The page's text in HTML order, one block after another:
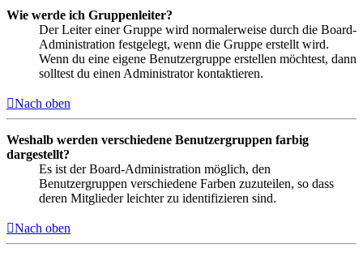
Wie werde ich Gruppenleiter?
Der Leiter einer Gruppe wird normalerweise durch die Board-
Administration festgelegt, wenn die Gruppe erstellt wird.
Wenn du eine eigene Benutzergruppe erstellen möchtest, dann
solltest du einen Administrator kontaktieren.
Nach oben
Weshalb werden verschiedene Benutzergruppen farbig
dargestellt?
Es ist der Board-Administration möglich, den
Benutzergruppen verschiedene Farben zuzuteilen, so dass
deren Mitglieder leichter zu identifizieren sind.
Nach oben